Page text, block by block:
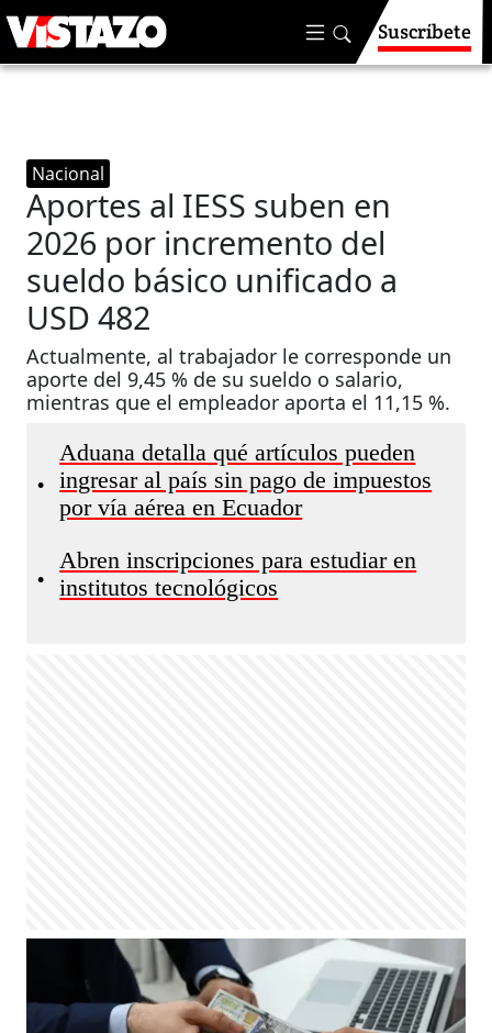
Suscríbete
Nacional
Aportes al IESS suben en
2026 por incremento del
sueldo básico unificado a
USD 482
Actualmente, al trabajador le corresponde un
aporte del 9,45 % de su sueldo o salario,
mientras que el empleador aporta el 11,15 %.
•
Aduana detalla qué artículos pueden
ingresar al país sin pago de impuestos
por vía aérea en Ecuador
•
Abren inscripciones para estudiar en
institutos tecnológicos